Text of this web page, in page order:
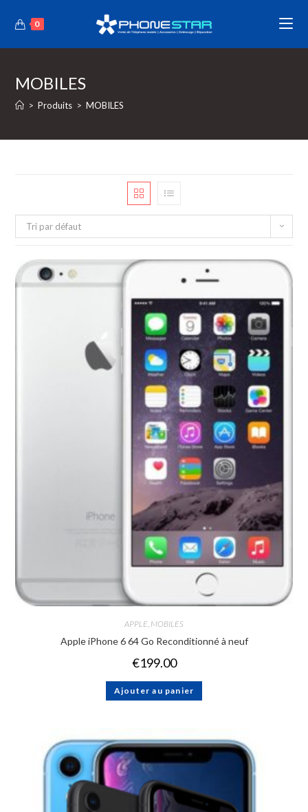
0
MOBILES
> Produits > MOBILES
Tri par défaut
APPLE MOBILES
Apple iPhone 6 64 Go Reconditionné à neuf
€199.00
Ajouter au panier